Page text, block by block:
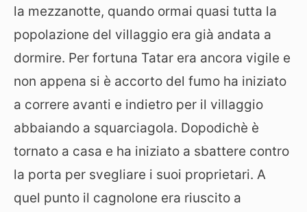
la mezzanotte, quando ormai quasi tutta la
popolazione del villaggio era già andata a
dormire. Per fortuna Tatar era ancora vigile e
non appena si è accorto del fumo ha iniziato
a correre avanti e indietro per il villaggio
abbaiando a squarciagola. Dopodichè è
tornato a casa e ha iniziato a sbattere contro
la porta per svegliare i suoi proprietari. A
quel punto il cagnolone era riuscito a